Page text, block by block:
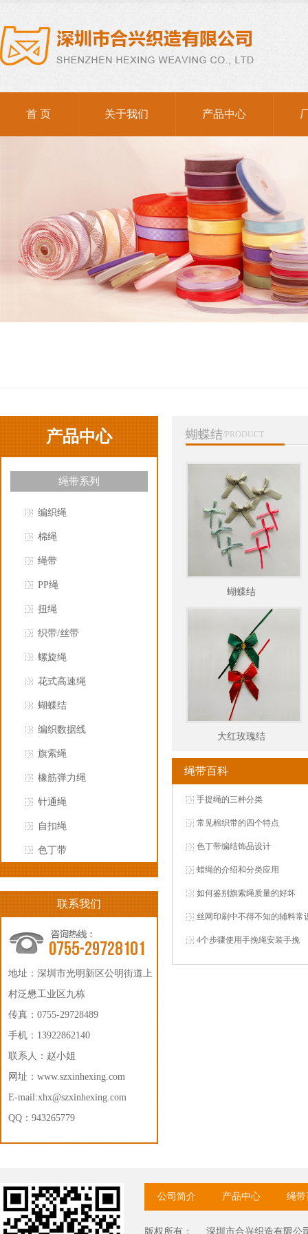
首 页 关于我们 产品中心
产品中心
绳带系列
编织绳
棉绳
绳带
PP绳
扭绳
织带/丝带
螺旋绳
花式高速绳
蝴蝶结
编织数据线
旗索绳
橡筋弹力绳
针通绳
自扣绳
色丁带
联系我们
地址：深圳市光明新区公明街道上
村泛懋工业区九栋
传真：0755-29728489
手机：13922862140
联系人：赵小姐
网址： www.szxinhexing.com
E-mail:xhx@szxinhexing.com
QQ：943265779
蝴蝶结/PRODUCT
蝴蝶结
大红玫瑰结
绳带百科
手提绳的三种分类
常见棉织带的四个特点
色丁带编结饰品设计
蜡绳的介绍和分类应用
如何鉴别旗索绳质量的好坏
丝网印刷中不得不知的辅料常
4个步骤使用手挽绳安装手挽
公司简介 产品中心 绳带
版权所有： 深圳市合兴织造有限